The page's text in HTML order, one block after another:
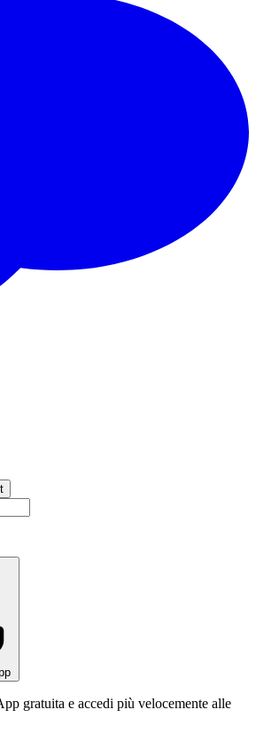
gratuita e accedi più velocemente alle